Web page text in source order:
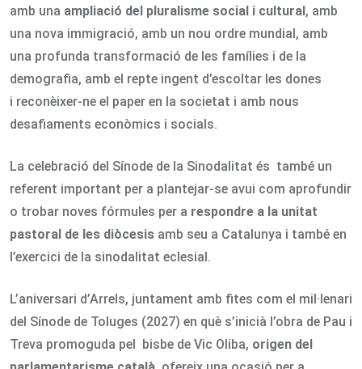
amb una ampliació del pluralisme social i cultural , amb
una nova immigració, amb un nou ordre mundial, amb
una profunda transformació de les famílies i de la
demografia, amb el repte ingent d’escoltar les dones
i reconèixer-ne el paper en la societat i amb nous
desafiaments econòmics i socials.
La celebració del Sínode de la Sinodalitat és també un
referent important per a plantejar-se avui com aprofundir
o trobar noves fórmules per a respondre a la unitat
pastoral de les diòcesis amb seu a Catalunya i també en
l’exercici de la sinodalitat eclesial.
L’aniversari d’Arrels, juntament amb fites com el mil·lenari
del Sínode de Toluges (2027) en què s’inicià l’obra de Pau i
Treva promoguda pel bisbe de Vic Oliba, origen del